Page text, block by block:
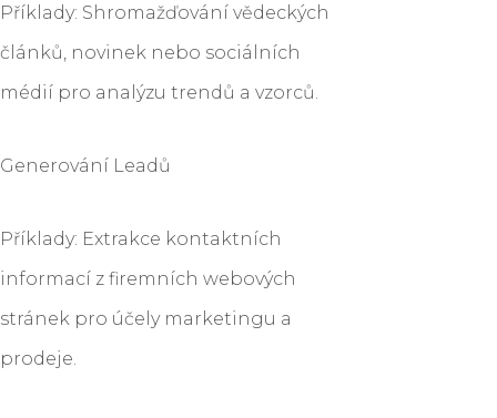
Příklady: Shromažďování vědeckých
článků, novinek nebo sociálních
médií pro analýzu trendů a vzorců.
Generování Leadů
Příklady: Extrakce kontaktních
informací z firemních webových
stránek pro účely marketingu a
prodeje.